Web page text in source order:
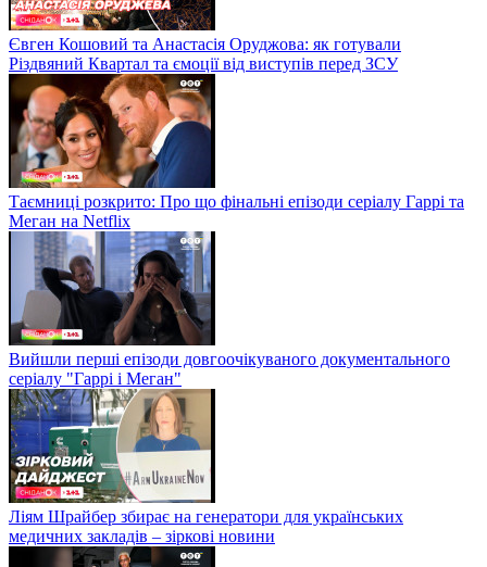
Євген Кошовий та Анастасія Оруджова: як готували
Різдвяний Квартал та ємоції від виступів перед ЗСУ
Таємниці розкрито: Про що фінальні епізоди серіалу Гаррі та
Меган на Netflix
Вийшли перші епізоди довгоочікуваного документального
серіалу "Гаррі і Меган"
Ліям Шрайбер збирає на генератори для українських
медичних закладів – зіркові новини